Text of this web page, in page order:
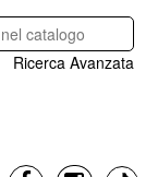
Ricerca Avanzata